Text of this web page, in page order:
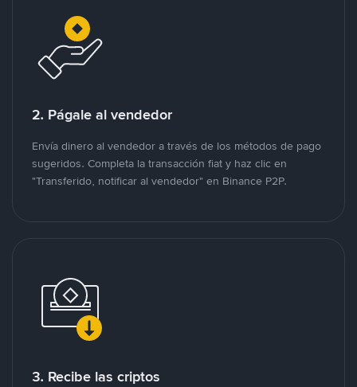
2. Págale al vendedor
Envía dinero al vendedor a través de los métodos de pago
sugeridos. Completa la transacción fiat y haz clic en
"Transferido, notificar al vendedor" en Binance P2P.
3. Recibe las criptos